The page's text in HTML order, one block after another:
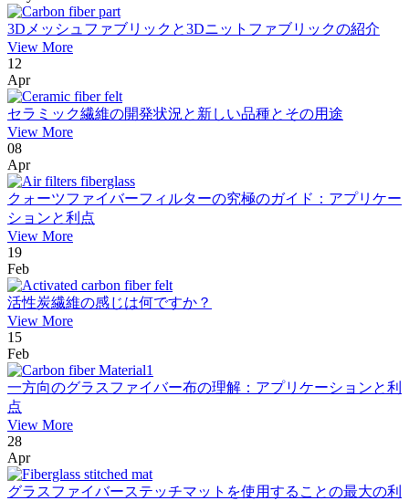
3Dメッシュファブリックと3Dニットファブリックの紹介
View More
12
Apr
セラミック繊維の開発状況と新しい品種とその用途
View More
08
Apr
クォーツファイバーフィルターの究極のガイド：アプリケー
ションと利点
View More
19
Feb
活性炭繊維の感じは何ですか？
View More
15
Feb
一方向のグラスファイバー布の理解：アプリケーションと利
点
View More
28
Apr
グラスファイバーステッチマットを使用することの最大の利